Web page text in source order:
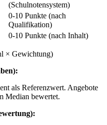
(Schulnotensystem)
0-10 Punkte (nach
Qualifikation)
0-10 Punkte (nach Inhalt)
× Gewichtung)
als Referenzwert. Angebote
Median bewertet.